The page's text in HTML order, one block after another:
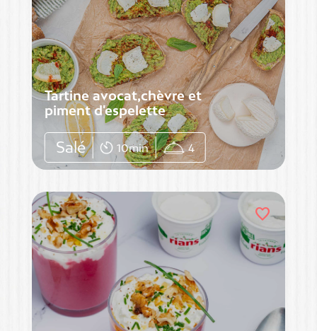
Tartine avocat,chèvre et
piment d'espelette
Salé 10min 4
favorite